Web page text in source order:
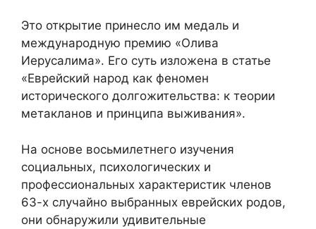
Это открытие принесло им медаль и
международную премию «Олива
Иерусалима». Его суть изложена в статье
«Еврейский народ как феномен
исторического долгожительства: к теории
метакланов и принципа выживания».
На основе восьмилетнего изучения
социальных, психологических и
профессиональных характеристик членов
63-х случайно выбранных еврейских родов,
они обнаружили удивительные